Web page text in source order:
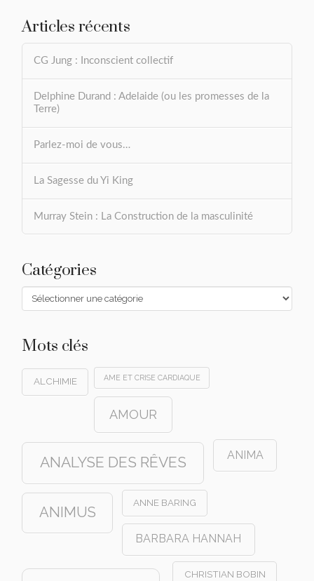
Articles récents
CG Jung : Inconscient collectif
Delphine Durand : Adelaide (ou les promesses de la
Terre)
Parlez-moi de vous…
La Sagesse du Yi King
Murray Stein : La Construction de la masculinité
Catégories
Catégories
Mots clés
ALCHIMIE AME ET CRISE CARDIAQUE
AMOUR
ANALYSE DES RÊVES ANIMA
ANIMUS
ANNE BARING
BARBARA HANNAH
CHRISTIAN BOBIN